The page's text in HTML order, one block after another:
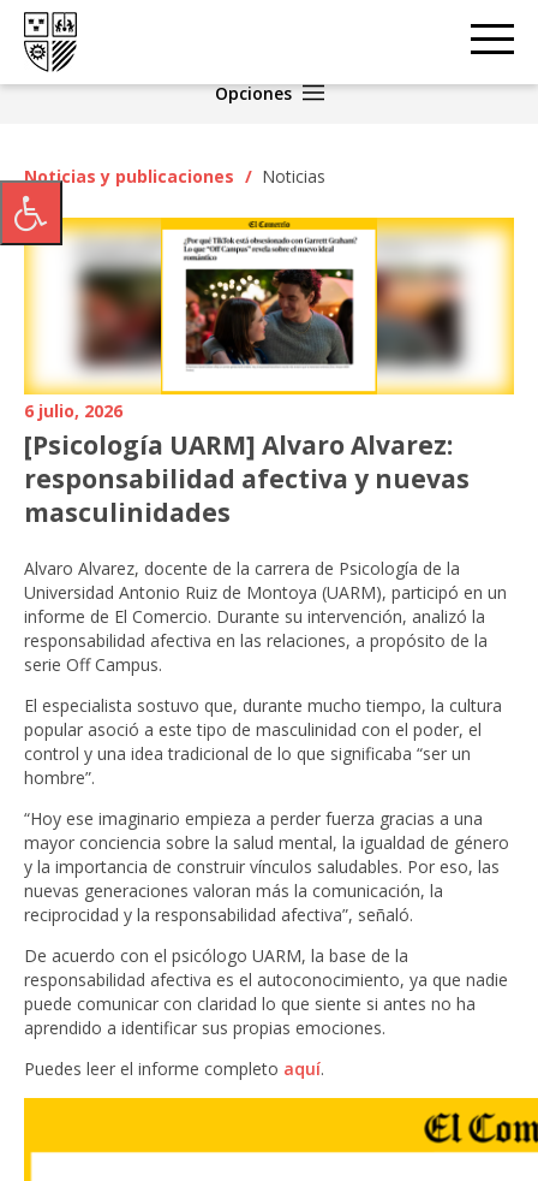
Opciones
Noticias y publicaciones / Noticias
6 julio, 2026
[Psicología UARM] Alvaro Alvarez:
responsabilidad afectiva y nuevas
masculinidades
Alvaro Alvarez, docente de la carrera de Psicología de la
Universidad Antonio Ruiz de Montoya (UARM), participó en un
informe de El Comercio. Durante su intervención, analizó la
responsabilidad afectiva en las relaciones, a propósito de la
serie Off Campus.
El especialista sostuvo que, durante mucho tiempo, la cultura
popular asoció a este tipo de masculinidad con el poder, el
control y una idea tradicional de lo que significaba “ser un
hombre”.
“Hoy ese imaginario empieza a perder fuerza gracias a una
mayor conciencia sobre la salud mental, la igualdad de género
y la importancia de construir vínculos saludables. Por eso, las
nuevas generaciones valoran más la comunicación, la
reciprocidad y la responsabilidad afectiva”, señaló.
De acuerdo con el psicólogo UARM, la base de la
responsabilidad afectiva es el autoconocimiento, ya que nadie
puede comunicar con claridad lo que siente si antes no ha
aprendido a identificar sus propias emociones.
Puedes leer el informe completo aquí.